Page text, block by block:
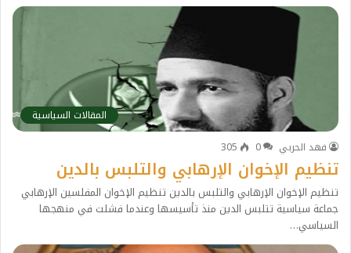
المقالات السياسية
فهد الحربي
0
305
تنظيم الإخوان الإرهابي والتلبس بالدين
تنظيم الإخوان الإرهابي والتلبس بالدين تنظيم الإخوان المفلسين الإرهابي
جماعة سياسية تتلبس الدين منذ تأسيسها وعندما فشلت في منهجها
السياسي…